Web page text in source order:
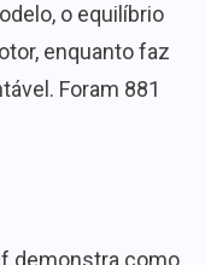
o equilíbrio
enquanto faz
Foram 881
demonstra como